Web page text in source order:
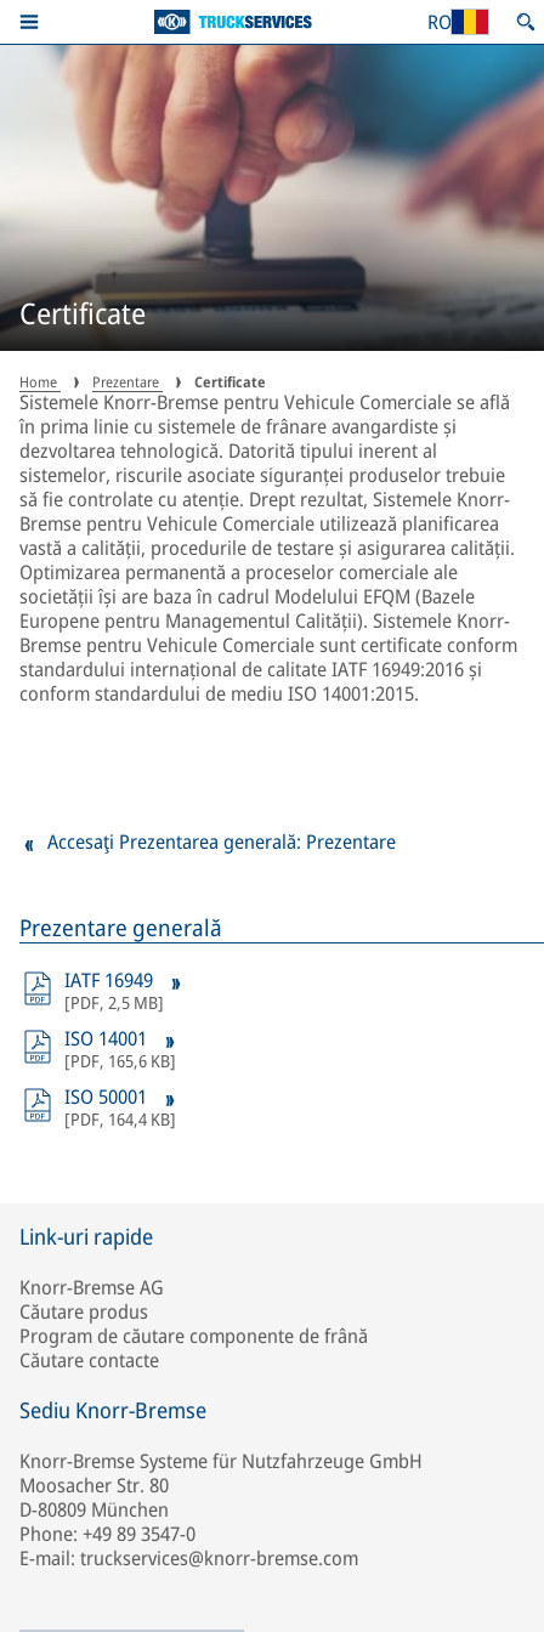
RO
Certificate
Home Prezentare Certificate
Sistemele Knorr-Bremse pentru Vehicule Comerciale se află
în prima linie cu sistemele de frânare avangardiste și
dezvoltarea tehnologică. Datorită tipului inerent al
sistemelor, riscurile asociate siguranței produselor trebuie
să fie controlate cu atenție. Drept rezultat, Sistemele Knorr-
Bremse pentru Vehicule Comerciale utilizează planificarea
vastă a calității, procedurile de testare și asigurarea calității.
Optimizarea permanentă a proceselor comerciale ale
societății își are baza în cadrul Modelului EFQM (Bazele
Europene pentru Managementul Calității). Sistemele Knorr-
Bremse pentru Vehicule Comerciale sunt certificate conform
standardului internațional de calitate IATF 16949:2016 și
conform standardului de mediu ISO 14001:2015.
Prezentare generală
IATF 16949
[PDF, 2,5 MB]
ISO 14001
[PDF, 165,6 KB]
ISO 50001
[PDF, 164,4 KB]
Accesaţi Prezentarea generală: Prezentare
Link-uri rapide
Knorr-Bremse AG
Căutare produs
Program de căutare componente de frână
Căutare contacte
Sediu Knorr-Bremse
Knorr-Bremse Systeme für Nutzfahrzeuge GmbH
Moosacher Str. 80
D-80809 München
Phone: +49 89 3547-0
E-mail: truckservices@knorr-bremse.com